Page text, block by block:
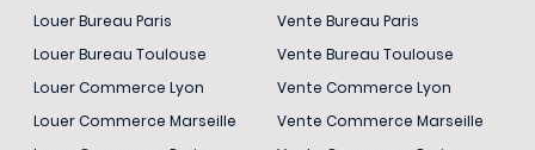
Louer Bureau Paris
Louer Bureau Toulouse
Louer Commerce Lyon
Louer Commerce Marseille
Vente Bureau Paris
Vente Bureau Toulouse
Vente Commerce Lyon
Vente Commerce Marseille